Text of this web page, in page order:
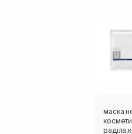
маска